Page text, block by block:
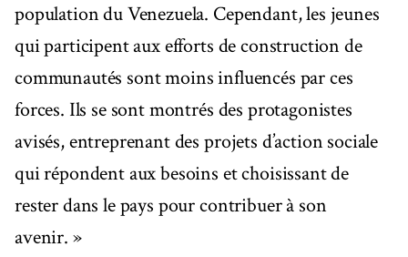
population du Venezuela. Cependant, les jeunes
qui participent aux efforts de construction de
communautés sont moins influencés par ces
forces. Ils se sont montrés des protagonistes
avisés, entreprenant des projets d’action sociale
qui répondent aux besoins et choisissant de
rester dans le pays pour contribuer à son
avenir. »